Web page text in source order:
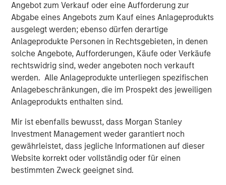
Angebot zum Verkauf oder eine Aufforderung zur
Abgabe eines Angebots zum Kauf eines Anlageprodukts
ausgelegt werden; ebenso dürfen derartige
Anlageprodukte Personen in Rechtsgebieten, in denen
solche Angebote, Aufforderungen, Käufe oder Verkäufe
rechtswidrig sind, weder angeboten noch verkauft
werden. Alle Anlageprodukte unterliegen spezifischen
Anlagebeschränkungen, die im Prospekt des jeweiligen
Anlageprodukts enthalten sind.
Mir ist ebenfalls bewusst, dass Morgan Stanley
Investment Management weder garantiert noch
gewährleistet, dass jegliche Informationen auf dieser
Website korrekt oder vollständig oder für einen
bestimmten Zweck geeignet sind.
Morgan Stanley's vast resources, including the Firm's
global franchise and relationships with leading corporate
management teams and financial sponsors, to source
attractive opportunities for its investment funds. Morgan
Stanley's roots in private equity investing date back to
1985 with the Morgan Stanley Capital Partners private
equity funds. To date, Morgan Stanley Global Private
Equity and its affiliated funds have invested over $6.7
billion of equity across a broad spectrum of industries.
Private Equity, please visit
www.morganstanley.com/im/capitalpartners.